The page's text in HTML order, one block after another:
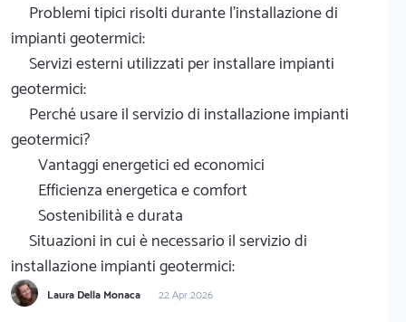
Problemi tipici risolti durante l'installazione di
impianti geotermici:
Servizi esterni utilizzati per installare impianti
geotermici:
Perché usare il servizio di installazione impianti
geotermici?
Vantaggi energetici ed economici
Efficienza energetica e comfort
Sostenibilità e durata
Situazioni in cui è necessario il servizio di
installazione impianti geotermici:
Laura Della Monaca 22 Apr 2026